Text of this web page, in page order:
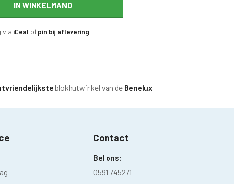
IN WINKELMAND
via iDeal of pin bij aflevering
blokhutwinkel van de Benelux
Contact
Bel ons:
0591 745271